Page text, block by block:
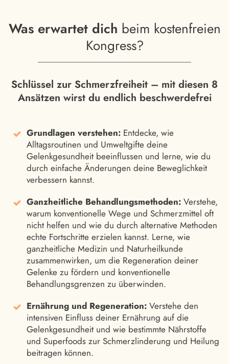
Was erwartet dich beim kostenfreien
Kongress?
Schlüssel zur Schmerzfreiheit – mit diesen 8
Ansätzen wirst du endlich beschwerdefrei
Grundlagen verstehen: Entdecke, wie
Alltagsroutinen und Umweltgifte deine
Gelenkgesundheit beeinflussen und lerne, wie du
durch einfache Änderungen deine Beweglichkeit
verbessern kannst.
Ganzheitliche Behandlungsmethoden: Verstehe,
warum konventionelle Wege und Schmerzmittel oft
nicht helfen und wie du durch alternative Methoden
echte Fortschritte erzielen kannst. Lerne, wie
ganzheitliche Medizin und Naturheilkunde
zusammenwirken, um die Regeneration deiner
Gelenke zu fördern und konventionelle
Behandlungsgrenzen zu überwinden.
Ernährung und Regeneration: Verstehe den
intensiven Einfluss deiner Ernährung auf die
Gelenkgesundheit und wie bestimmte Nährstoffe
und Superfoods zur Schmerzlinderung und Heilung
beitragen können.